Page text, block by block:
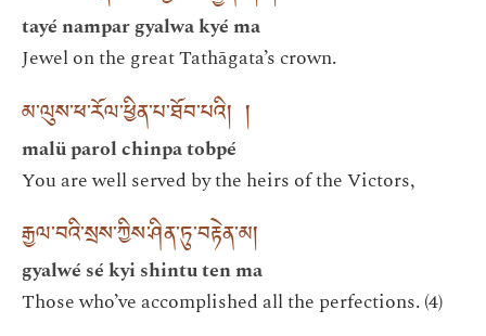
tayé nampar gyalwa kyé ma
Jewel on the great Tathāgata’s crown.
མ་ལུས་ཕ་རོལ་ཕྱིན་པ་ཐོབ་པའི། །
malü parol chinpa tobpé
You are well served by the heirs of the Victors,
རྒྱལ་བའི་སྲས་ཀྱིས་ཤིན་ཏུ་བརྟེན་མ།
gyalwé sé kyi shintu ten ma
Those who’ve accomplished all the perfections. (4)